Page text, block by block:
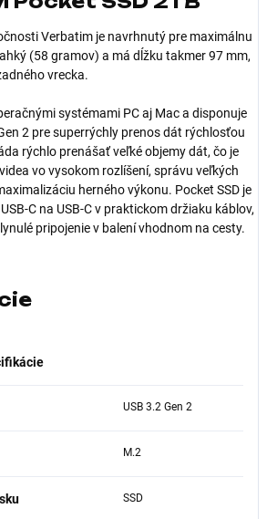
Verbatim je navrhnutý pre maximálnu
(58 gramov) a má dĺžku takmer 97 mm,
vrecka.
systémami PC aj Mac a disponuje
2 pre superrýchly prenos dát rýchlosťou
rýchlo prenášať veľké objemy dát, čo je
vo vysokom rozlíšení, správu veľkých
herného výkonu. Pocket SSD je
C na USB-C v praktickom držiaku káblov,
pripojenie v balení vhodnom na cesty.
USB 3.2 Gen 2
M.2
SSD